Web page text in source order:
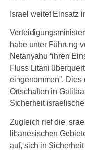
Israel weitet Einsatz
habe unter Führung
Netanyahu “ihren
Fluss Litani
eingenommen”.
Ortschaften in
Sicherheit
Zugleich rief die
libanesischen
auf, sich in